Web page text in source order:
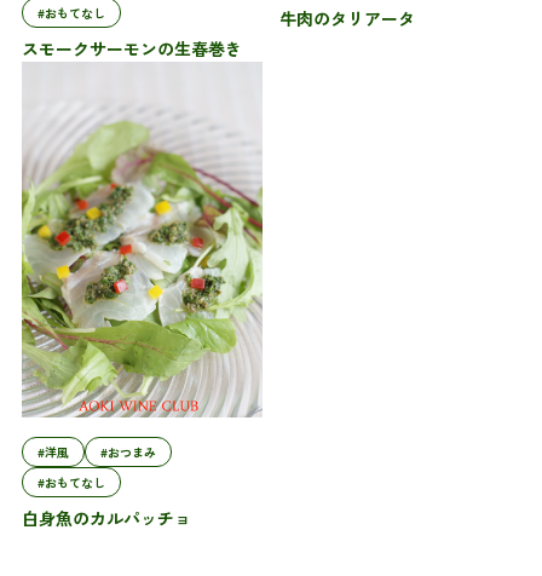
#おもてなし
スモークサーモンの生春巻き
牛肉のタリアータ
#洋風
#おつまみ
#おもてなし
白身魚のカルパッチョ